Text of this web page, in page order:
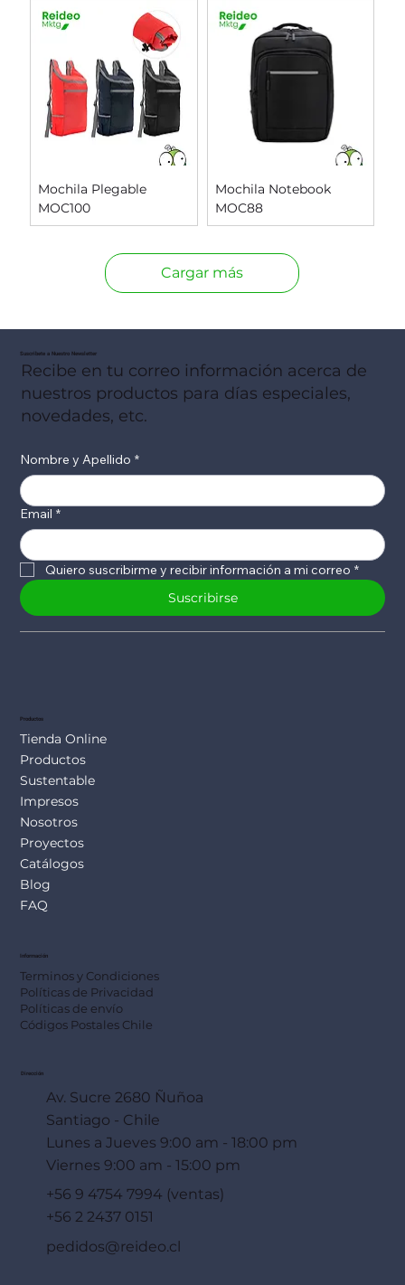
Mochila Plegable
MOC100
Mochila Notebook
MOC88
Cargar más
Suscribete a Nuestro Newsletter
Recibe en tu correo información acerca de
nuestros productos para días especiales,
novedades, etc.
Nombre y Apellido *
Email *
Quiero suscribirme y recibir información a mi correo *
Suscribirse
Productos
Tienda Online
Productos
Sustentable
Impresos
Nosotros
Proyectos
Catálogos
Blog
FAQ
Información
Terminos y Condiciones
Políticas de Privacidad
Políticas de envío
Códigos Postales Chile
Dirección
Av. Sucre 2680 Ñuñoa
Santiago - Chile
Lunes a Jueves 9:00 am - 18:00 pm
Viernes 9:00 am - 15:00 pm
+56 9 4754 7994 (ventas)
+56 2 2437 0151
pedidos@reideo.cl